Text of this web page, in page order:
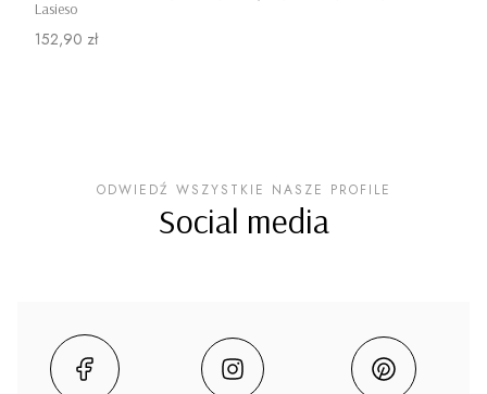
Lasieso
Cena
152,90 zł
ODWIEDŹ WSZYSTKIE NASZE PROFILE
Social media